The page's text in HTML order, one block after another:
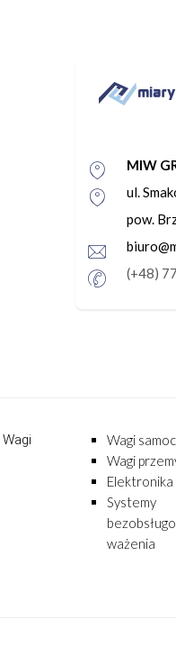
MIW
ul.
pow.
(+48)
Wagi
Wagi
Elektronika
Systemy
ważenia